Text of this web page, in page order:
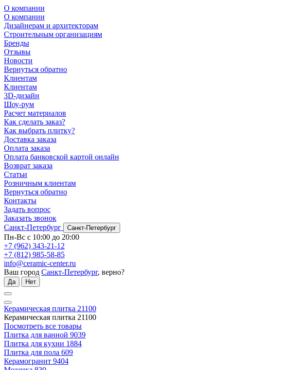
О компании
О компании
Дизайнерам и архитекторам
Строительным организациям
Бренды
Отзывы
Новости
Вернуться обратно
Клиентам
Клиентам
3D-дизайн
Шоу-рум
Расчет материалов
Как сделать заказ?
Как выбрать плитку?
Доставка заказа
Оплата заказа
Оплата банковской картой онлайн
Возврат заказа
Статьи
Розничным клиентам
Вернуться обратно
Контакты
Задать вопрос
Заказать звонок
Санкт-Петербург
Санкт-Петербург
Пн-Вс с 10:00 до 20:00
+7 (962) 343-21-12
+7 (812) 985-58-85
info@ceramic-center.ru
Ваш город Санкт-Петербург, верно?
Да Нет
Керамическая плитка 21100
Керамическая плитка 21100
Посмотреть все товары
Плитка для ванной 9039
Плитка для кухни 1884
Плитка для пола 609
Керамогранит 9404